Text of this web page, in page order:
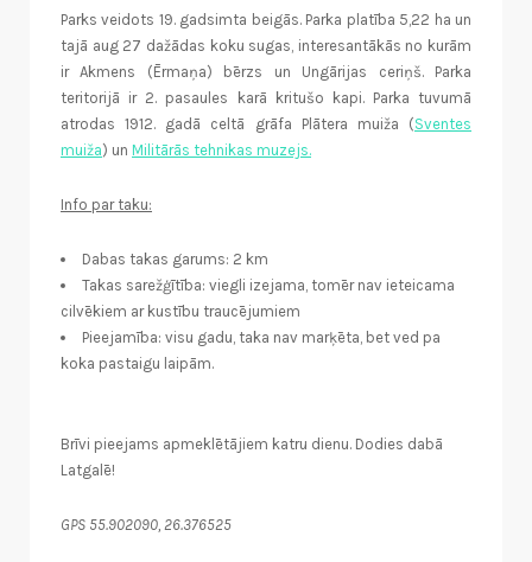
Parks veidots 19. gadsimta beigās. Parka platība 5,22 ha un
tajā aug 27 dažādas koku sugas, interesantākās no kurām
ir Akmens (Ērmaņa) bērzs un Ungārijas ceriņš. Parka
teritorijā ir 2. pasaules karā kritušo kapi. Parka tuvumā
atrodas 1912. gadā celtā grāfa Plātera muiža (Sventes
muiža) un Militārās tehnikas muzejs.
Info par taku:
Dabas takas garums: 2 km
Takas sarežģītība: viegli izejama, tomēr nav ieteicama
cilvēkiem ar kustību traucējumiem
Pieejamība: visu gadu, taka nav marķēta, bet ved pa
koka pastaigu laipām.
Brīvi pieejams apmeklētājiem katru dienu. Dodies dabā
Latgalē!
GPS 55.902090, 26.376525